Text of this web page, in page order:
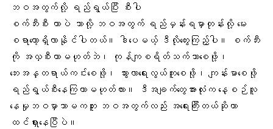
ဘဝအတွက်လို့ ရည်ရွယ်ပြီး စီးပါ
စက်ဘီးစီး တာပဲ ဘာလို့ ဘဝအတွက် ရည်မှန်းရမှာတုန်းလို့ မေး
စရာတော့ရှိလာနိုင်ပါတယ်။ ဒါပေမယ့် ဒီလိုတွေးကြည့်ပါ။ စက်ဘီး
ကို အလှစီးတာမဟုတ်ဘဲ၊ ကုန်ကျစရိတ်သက်သာစေဖို့၊
ဘေးအန္တရာယ်ကင်းစေဖို့၊ သွားလာရေးလွယ်ကူစေဖို့၊ ကျန်းမာစေဖို့
ရည်ရွယ်စီးနေကြတာမဟုတ်လား။ ဒီအချက်တွေအားလုံးက နေ့စဉ်လူ
နေမှုဘဝမှာသာမကဘူး ဘဝအတွက်လည်း အရေးကြီးတယ်ဆိုတာ
ထင်ရှားနေပြီပဲ။